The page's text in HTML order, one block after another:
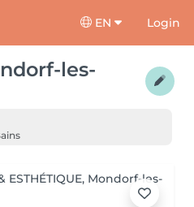
EN Login
les-